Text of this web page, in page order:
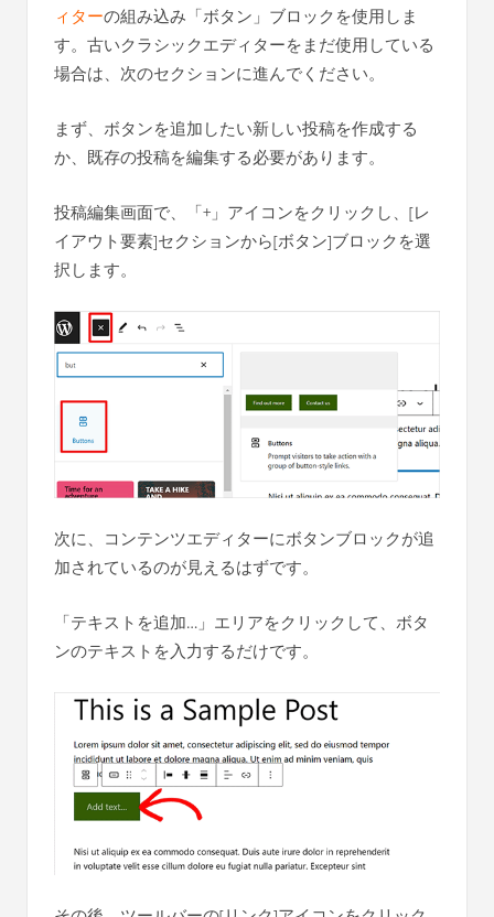
ィターの組み込み「ボタン」ブロックを使用しま
す。古いクラシックエディターをまだ使用している
場合は、次のセクションに進んでください。
まず、ボタンを追加したい新しい投稿を作成する
か、既存の投稿を編集する必要があります。
投稿編集画面で、「+」アイコンをクリックし、[レ
イアウト要素]セクションから[ボタン]ブロックを選
択します。
次に、コンテンツエディターにボタンブロックが追
加されているのが見えるはずです。
「テキストを追加…」エリアをクリックして、ボタ
ンのテキストを入力するだけです。